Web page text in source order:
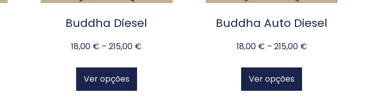
Buddha Diesel
18,00 € – 215,00 €
Ver opções
Buddha Auto Diesel
18,00 € – 215,00 €
Ver opções